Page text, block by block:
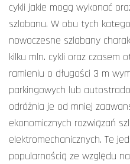
cykli jakie mogą wykonać
szlabanu. W obu tych
nowoczesne szlabany
kilku mln. cykli oraz czasem
ramieniu o długości 3 m
parkingowych lub
odróżnia je od mniej
ekonomicznych rozwiązań
elektromechanicznych. Te
popularnością ze względu